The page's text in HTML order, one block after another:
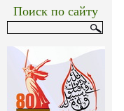
Поиск по сайту